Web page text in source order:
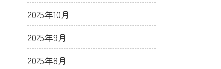
2025年10月
2025年9月
2025年8月